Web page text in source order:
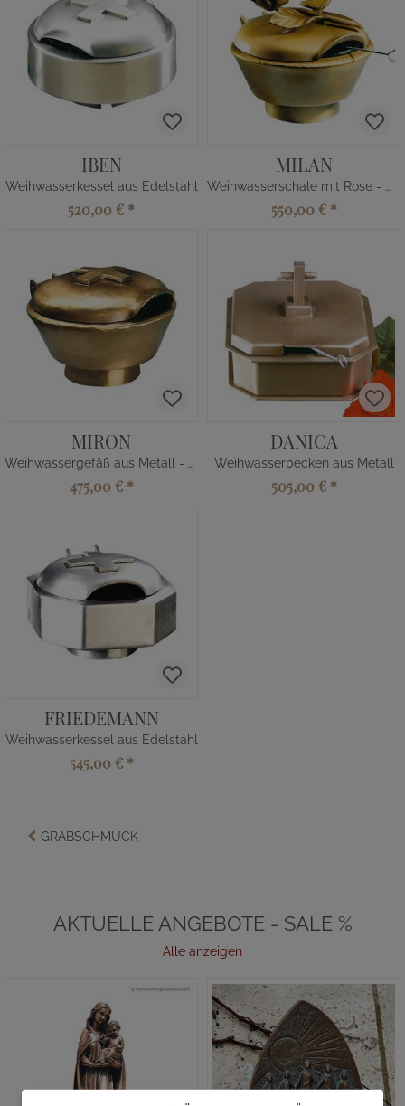
IBEN
Weihwasserkessel aus Edelstahl
520,00 € *
MILAN
Weihwasserschale mit Rose - Metall
550,00 € *
MIRON
Weihwassergefäß aus Metall - Kreuz
475,00 € *
DANICA
Weihwasserbecken aus Metall
505,00 € *
FRIEDEMANN
Weihwasserkessel aus Edelstahl
545,00 € *
GRABSCHMUCK
AKTUELLE ANGEBOTE - SALE %
Alle anzeigen